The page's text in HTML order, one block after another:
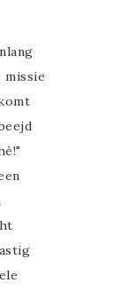
missie